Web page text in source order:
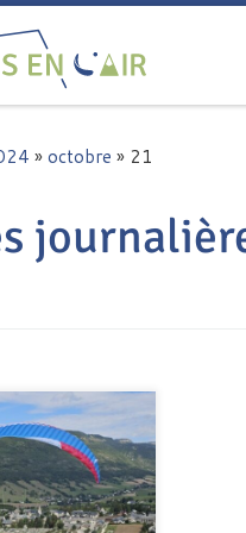
»octobre » 21
étaient
du club
Sud que l’ on
prévisions, il